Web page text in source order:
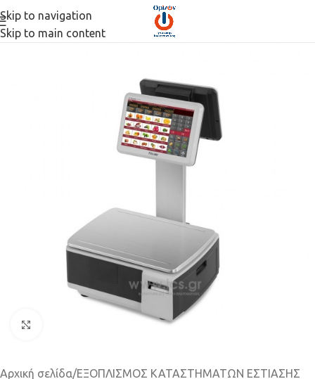
Skip to navigation
Skip to main content
Αρχική σελίδα/ΕΞΟΠΛΙΣΜΟΣ ΚΑΤΑΣΤΗΜΑΤΩΝ ΕΣΤΙΑΣΗΣ